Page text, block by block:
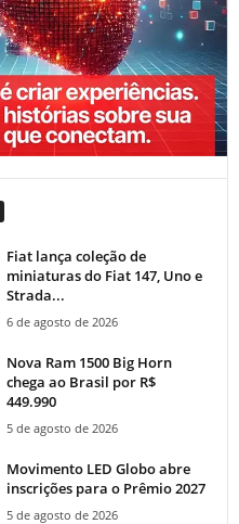
Fiat lança coleção de
miniaturas do Fiat 147, Uno e
Strada...
6 de agosto de 2026
Nova Ram 1500 Big Horn
chega ao Brasil por R$
449.990
5 de agosto de 2026
Movimento LED Globo abre
inscrições para o Prêmio 2027
5 de agosto de 2026